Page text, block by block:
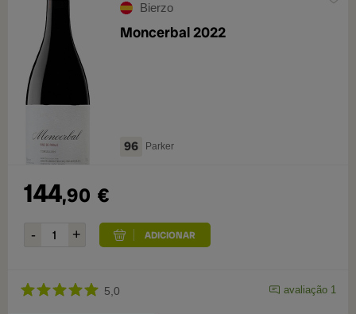
Bierzo
Moncerbal 2022
96 Parker
144,90 €
5,0 avaliação 1